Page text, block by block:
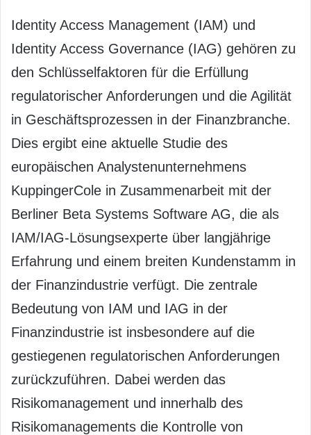
Identity Access Management (IAM) und
Identity Access Governance (IAG) gehören zu
den Schlüsselfaktoren für die Erfüllung
regulatorischer Anforderungen und die Agilität
in Geschäftsprozessen in der Finanzbranche.
Dies ergibt eine aktuelle Studie des
europäischen Analystenunternehmens
KuppingerCole in Zusammenarbeit mit der
Berliner Beta Systems Software AG, die als
IAM/IAG-Lösungsexperte über langjährige
Erfahrung und einem breiten Kundenstamm in
der Finanzindustrie verfügt. Die zentrale
Bedeutung von IAM und IAG in der
Finanzindustrie ist insbesondere auf die
gestiegenen regulatorischen Anforderungen
zurückzuführen. Dabei werden das
Risikomanagement und innerhalb des
Risikomanagements die Kontrolle von